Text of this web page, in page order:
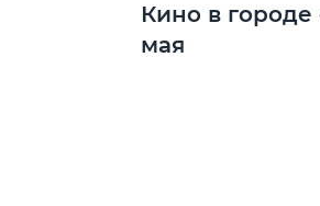
Кино в городе
мая